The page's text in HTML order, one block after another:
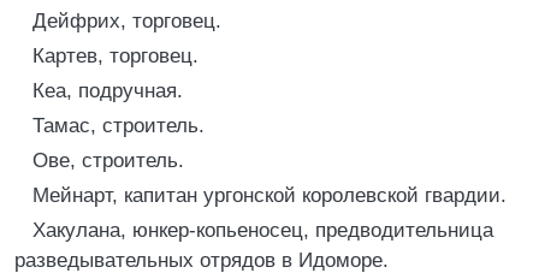
Дейфрих, торговец.
Картев, торговец.
Кеа, подручная.
Тамас, строитель.
Ове, строитель.
Мейнарт, капитан ургонской королевской гвардии.
Хакулана, юнкер-копьеносец, предводительница
разведывательных отрядов в Идоморе.